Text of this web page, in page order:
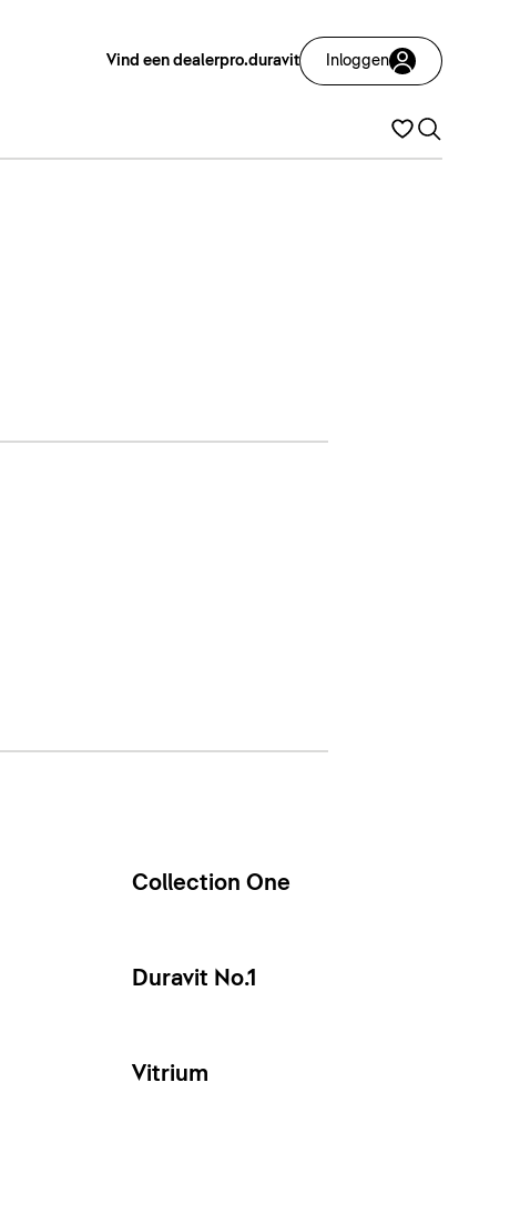
Vind een dealerpro.duravit Inloggen
Collection One
Duravit No.1
Vitrium